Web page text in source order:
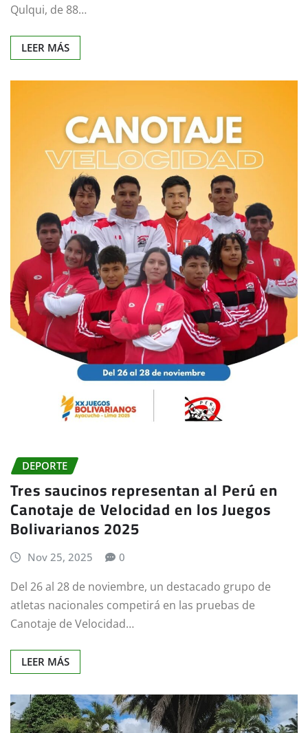
Qulqui, de 88…
LEER MÁS
DEPORTE
Tres saucinos representan al Perú en
Canotaje de Velocidad en los Juegos
Bolivarianos 2025
Nov 25, 2025 0
Del 26 al 28 de noviembre, un destacado grupo de
atletas nacionales competirá en las pruebas de
Canotaje de Velocidad…
LEER MÁS